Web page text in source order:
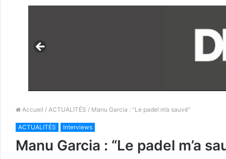
Accueil / ACTUALITÉS / Manu Garcia : “Le padel m’a sauvé”
ACTUALITÉS Interviews
Manu Garcia : “Le padel m’a